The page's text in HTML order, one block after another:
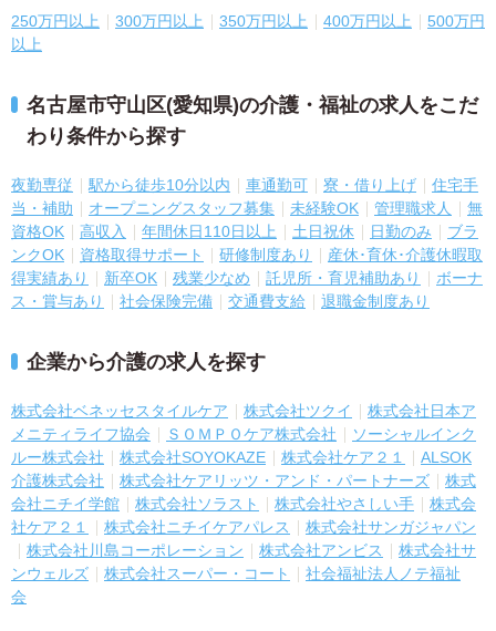
250万円以上 300万円以上 350万円以上 400万円以上
500万円
以上
名古屋市守山区(愛知県)の介護・福祉の求人をこだ
わり条件から探す
夜勤専従 駅から徒歩10分以内 車通勤可 寮・借り上げ
住宅手
当・補助
オープニングスタッフ募集 未経験OK 管理職求人
無
資格OK
高収入 年間休日110日以上 土日祝休 日勤のみ
ブラ
ンクOK
資格取得サポート 研修制度あり
産休･育休･介護休暇取
得実績あり
新卒OK 残業少なめ 託児所・育児補助あり
ボーナ
ス・賞与あり
社会保険完備 交通費支給 退職金制度あり
企業から介護の求人を探す
株式会社ベネッセスタイルケア 株式会社ツクイ
株式会社日本ア
メニティライフ協会
ＳＯＭＰＯケア株式会社
ソーシャルインク
ルー株式会社
株式会社SOYOKAZE 株式会社ケア２１
ALSOK
介護株式会社
株式会社ケアリッツ・アンド・パートナーズ
株式
会社ニチイ学館
株式会社ソラスト 株式会社やさしい手
株式会
社ケア２１
株式会社ニチイケアパレス
株式会社サンガジャパン
株式会社川島コーポレーション
株式会社アンビス
株式会社サ
ンウェルズ
株式会社スーパー・コート
社会福祉法人ノテ福祉
会